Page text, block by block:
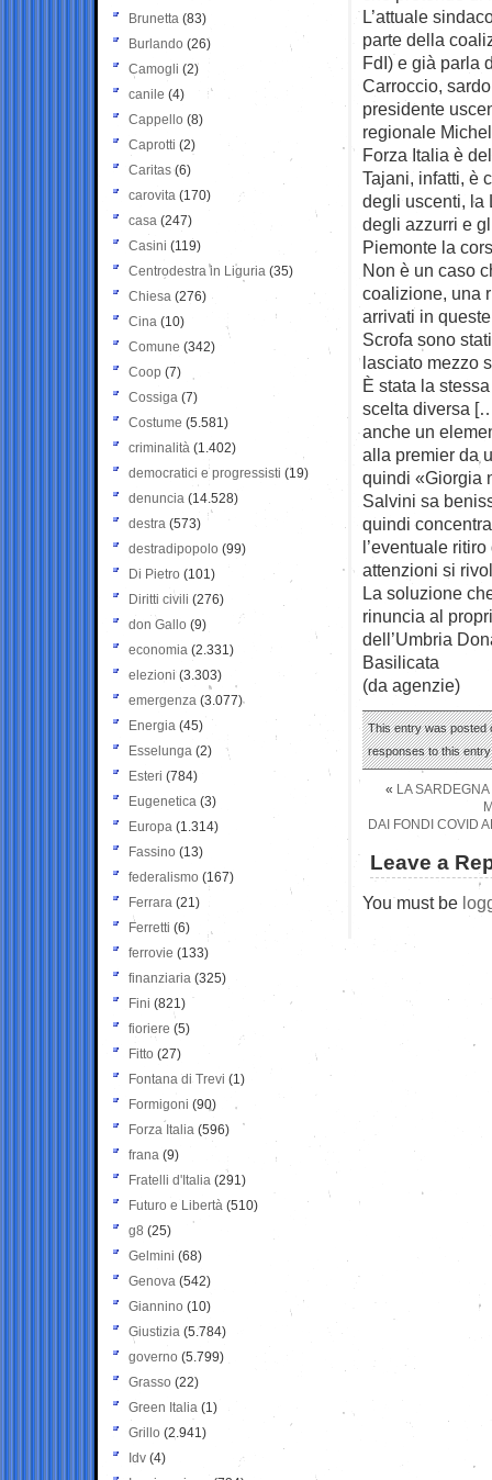
L’attuale
parte della
FdI) e già parla
Carroccio,
presidente
regionale
Forza Italia è
Tajani, infatti, è
degli uscenti, la
degli azzurri e
Piemonte la
Non è un caso
coalizione, una
arrivati in
Scrofa sono
lasciato mezzo
È stata la
scelta diversa
anche un
alla premier da
quindi «Giorgia
Salvini sa
quindi
l’eventuale
attenzioni si
La soluzione
rinuncia al
dell’Umbria
Basilicata
(da agenzie)
This entry was posted
responses to this
« LA
DAI FONDI COVID
Leave a
You must be
Brunetta (83)
Burlando (26)
Camogli (2)
canile (4)
Cappello (8)
Caprotti (2)
Caritas (6)
carovita (170)
casa (247)
Casini (119)
Centrodestra in Liguria (35)
Chiesa (276)
Cina (10)
Comune (342)
Coop (7)
Cossiga (7)
Costume (5.581)
criminalità (1.402)
democratici e progressisti (19)
denuncia (14.528)
destra (573)
destradipopolo (99)
Di Pietro (101)
Diritti civili (276)
don Gallo (9)
economia (2.331)
elezioni (3.303)
emergenza (3.077)
Energia (45)
Esselunga (2)
Esteri (784)
Eugenetica (3)
Europa (1.314)
Fassino (13)
federalismo (167)
Ferrara (21)
Ferretti (6)
ferrovie (133)
finanziaria (325)
Fini (821)
fioriere (5)
Fitto (27)
Fontana di Trevi (1)
Formigoni (90)
Forza Italia (596)
frana (9)
Fratelli d'Italia (291)
Futuro e Libertà (510)
g8 (25)
Gelmini (68)
Genova (542)
Giannino (10)
Giustizia (5.784)
governo (5.799)
Grasso (22)
Green Italia (1)
Grillo (2.941)
Idv (4)